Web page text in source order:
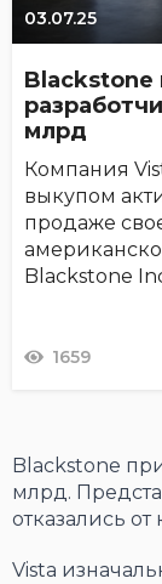
03.07.25
Blackstone
млрд
Компания
выкупом
продаже
Blackstone
1659
Blackstone
млрд.
отказались
Vista